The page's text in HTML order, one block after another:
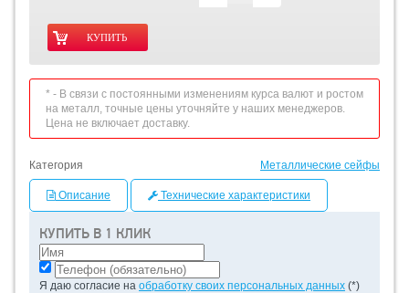
КУПИТЬ В 1 КЛИК
Я даю согласие на обработку своих персональных данных (*)
* - В связи с постоянными изменениям курса валют и ростом
на металл, точные цены уточняйте у наших менеджеров.
Цена не включает доставку.
Категория Металлические сейфы
Описание Технические характеристики